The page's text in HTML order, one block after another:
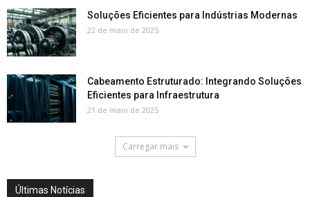
Soluções Eficientes para Indústrias Modernas
22 de maio de 2025
Cabeamento Estruturado: Integrando Soluções
Eficientes para Infraestrutura
21 de maio de 2025
Carregar mais
Últimas Notícias